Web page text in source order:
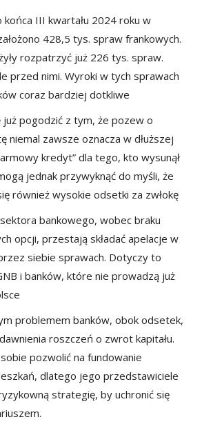
III kwartału 2024 roku w
428,5 tys. spraw frankowych.
rozpatrzyć już 226 tys. spraw.
przed nimi. Wyroki w tych sprawach
coraz bardziej dotkliwe
już pogodzić z tym, że pozew o
niemal zawsze oznacza w dłuższej
kredyt” dla tego, kto wysunął
jednak przywyknąć do myśli, że
również wysokie odsetki za zwłokę
bankowego, wobec braku
opcji, przestają składać apelacje w
siebie sprawach. Dotyczy to
i banków, które nie prowadzą już
problemem banków, obok odsetek,
roszczeń o zwrot kapitału.
pozwolić na fundowanie
dlatego jego przedstawiciele
strategię, by uchronić się